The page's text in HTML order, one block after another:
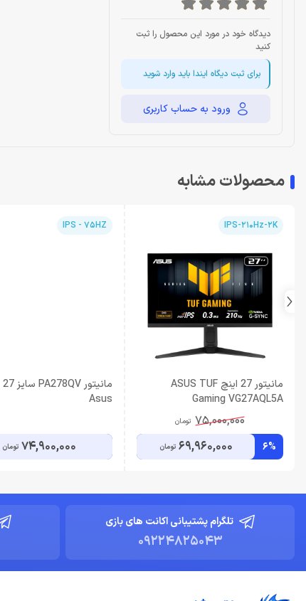
دیدگاه خود در مورد این محصول را ثبت
کنید
برای ثبت دیگاه ایندا باید وارد شوید
ورود به حساب کاربری
محصولات مشابه
IPS-210Hz-2K
مانیتور 27 اینچ ASUS TUF
Gaming VG27AQL5A
75,000,000 تومان
6%
69,960,000 تومان
IPS - 75HZ
Asus
74,900,000 تومان
تلگرام پشتیبانی اکانت های بازی
09224825043